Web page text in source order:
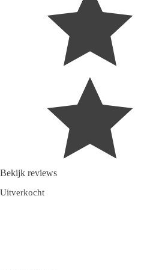
Bekijk reviews
Uitverkocht